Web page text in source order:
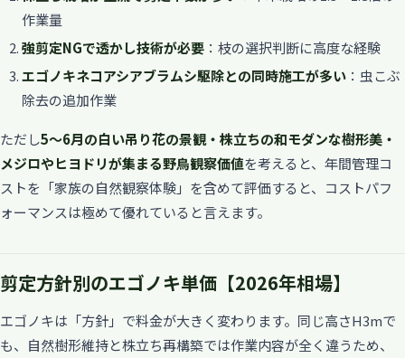
作業量
強剪定NGで透かし技術が必要 ：枝の選択判断に高度な経験
エゴノキネコアシアブラムシ駆除との同時施工が多い ：虫こぶ
除去の追加作業
ただし5〜6月の白い吊り花の景観・株立ちの和モダンな樹形美・
メジロやヒヨドリが集まる野鳥観察価値を考えると、年間管理コ
ストを「家族の自然観察体験」を含めて評価すると、コストパフ
ォーマンスは極めて優れていると言えます。
剪定方針別のエゴノキ単価【2026年相場】
エゴノキは「方針」で料金が大きく変わります。同じ高さH3mで
も、自然樹形維持と株立ち再構築では作業内容が全く違うため、